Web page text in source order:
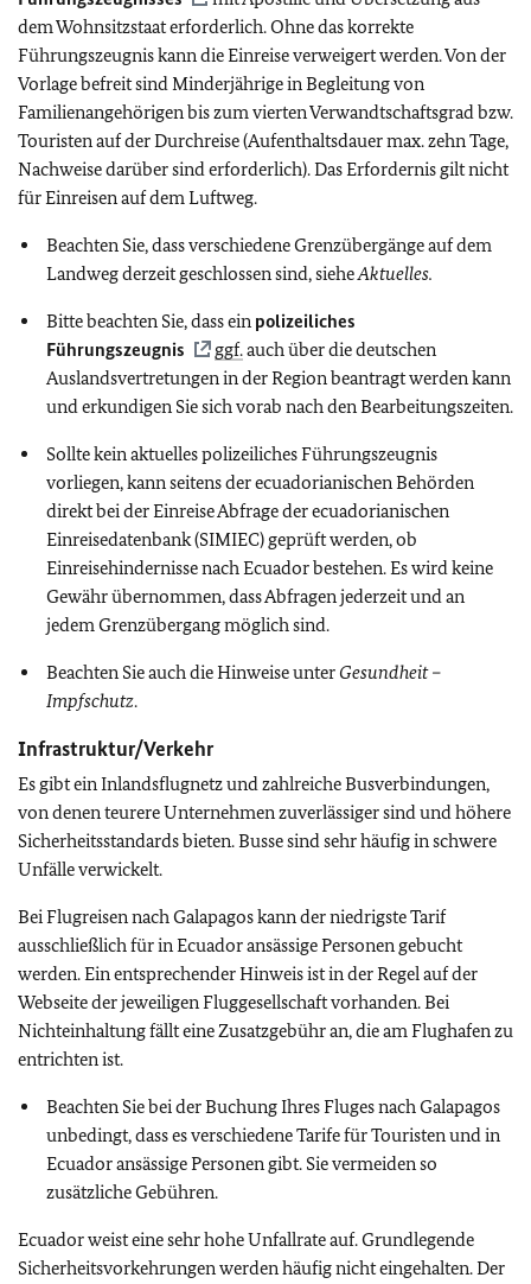
dem Wohnsitzstaat erforderlich. Ohne das korrekte
Führungszeugnis kann die Einreise verweigert werden. Von der
Vorlage befreit sind Minderjährige in Begleitung von
Familienangehörigen bis zum vierten Verwandtschaftsgrad bzw.
Touristen auf der Durchreise (Aufenthaltsdauer max. zehn Tage,
Nachweise darüber sind erforderlich). Das Erfordernis gilt nicht
für Einreisen auf dem Luftweg.
Beachten Sie, dass verschiedene Grenzübergänge auf dem
Landweg derzeit geschlossen sind, sieheAktuelles.
Bitte beachten Sie, dass ein polizeiliches
Führungszeugnis
ggf.auch über die deutschen
Auslandsvertretungen in der Region beantragt werden kann
und erkundigen Sie sich vorab nach den Bearbeitungszeiten.
Sollte kein aktuelles polizeiliches Führungszeugnis
vorliegen, kann seitens der ecuadorianischen Behörden
direkt bei der Einreise Abfrage der ecuadorianischen
Einreisedatenbank (SIMIEC) geprüft werden, ob
Einreisehindernisse nach Ecuador bestehen. Es wird keine
Gewähr übernommen, dass Abfragen jederzeit und an
jedem Grenzübergang möglich sind.
Beachten Sie auch die Hinweise unter Gesundheit –
Impfschutz.
Infrastruktur/Verkehr
Es gibt ein Inlandsflugnetz und zahlreiche Busverbindungen,
von denen teurere Unternehmen zuverlässiger sind und höhere
Sicherheitsstandards bieten. Busse sind sehr häufig in schwere
Unfälle verwickelt.
Bei Flugreisen nach Galapagos kann der niedrigste Tarif
ausschließlich für in Ecuador ansässige Personen gebucht
werden. Ein entsprechender Hinweis ist in der Regel auf der
Webseite der jeweiligen Fluggesellschaft vorhanden. Bei
Nichteinhaltung fällt eine Zusatzgebühr an, die am Flughafen zu
entrichten ist.
Beachten Sie bei der Buchung Ihres Fluges nach Galapagos
unbedingt, dass es verschiedene Tarife für Touristen und in
Ecuador ansässige Personen gibt. Sie vermeiden so
zusätzliche Gebühren.
Ecuador weist eine sehr hohe Unfallrate auf. Grundlegende
Sicherheitsvorkehrungen werden häufig nicht eingehalten. Der